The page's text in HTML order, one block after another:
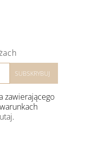
zawierającego
.